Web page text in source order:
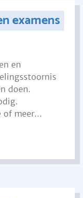
examens
en
doen.
of meer...